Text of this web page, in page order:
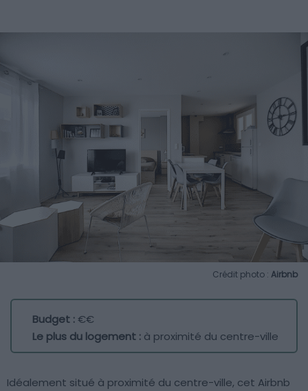
Crédit photo : Airbnb
Budget :€€
Le plus du logement : à proximité du centre-ville
Idéalement situé à proximité du centre-ville, cet Airbnb